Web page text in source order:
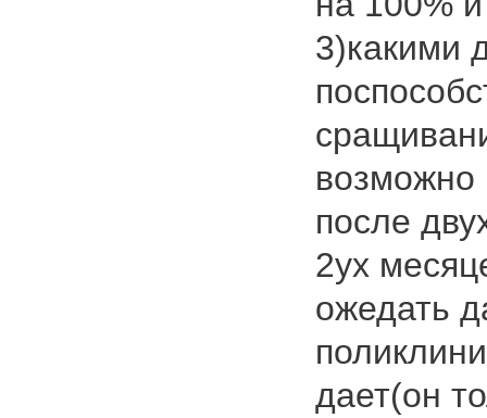
3)какими
возможно
после
2ух
ожедать
дает(он